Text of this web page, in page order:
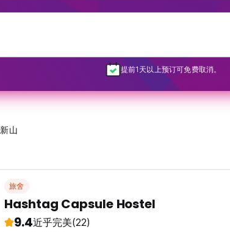
提前1天以上预订可免费取消。
新山
旅舍
Hashtag Capsule Hostel
9.4近乎完美(22)